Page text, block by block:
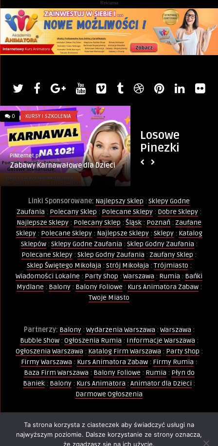
Reklama
Losowe
Pinezki
0 KURSY I SZKOLENIA
PINternet.pl
Zabawy Karnawałowe dla Dzieci
Linki Sponsorowane: Najlepszy Sklep : Sklepy Godne
Zaufania : Polecany Sklep : Polecane Sklepy : Dobre Sklepy :
Najlepsze Sklepy : Polecany Sklep : Śląsk : Poznań : Zaufane
Sklepy: Polecane Sklepy: Najlepsze Sklepy: Sklepy: Katalog
Sklepów: Sklepy Godne Zaufania : Sklep Godny Zaufania :
Polecane Sklepy : Sklep Godny Zaufania : Zaufany Sklep :
Sklep Świętego Mikołaja : Strój Mikołaja : Trójmiasto :
Wiadomości Lokalne : Party Shop : Warszawa : Rumia : Bańki
Mydlane : Balony: Balony Foliowe : Kurs Animatora Zabaw:
Twoje Miasto
Partnerzy: Balony: Wydarzenia Warszawa : Warszawa :
Bubble Show: Ogłoszenia Rumia : Informacje Warszawa :
Ogłoszenia Warszawa : Katalog Firm Warszawa : Party Shop :
Firmy Warszawa : Kurs Animatora Zabaw : Firmy Rumia :
Baza Firm Warszawa : Balony Foliowe : Rumia : Płyn do
Baniek : Balony : Kurs Animatora : Animator dla Dzieci :
Darmowe Ogłoszenia
Wszelkie Prawa Zastrzeżone - Kopiowanie, powielanie i
wykorzystywanie treści, zdjęć, grafik jest zabronione -
Ta strona korzysta z ciasteczek aby świadczyć usługi na
najwyższym poziomie. Dalsze korzystanie ze strony oznacza,
że zgadzasz się na ich użycie.